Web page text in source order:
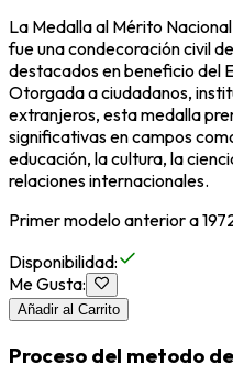
La Medalla al Mérito
fue una condecoración civil
destacados en beneficio del
Otorgada a ciudadanos,
extranjeros, esta medalla
significativas en campos
educación, la cultura, la
relaciones internacionales.
Primer modelo anterior a
Disponibilidad:
Me Gusta:
Añadir al Carrito
Proceso del metodo